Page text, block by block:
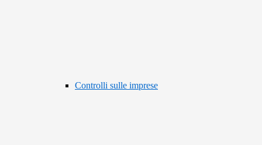
Controlli sulle imprese